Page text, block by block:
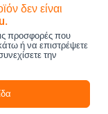
δεν είναι
προσφορές που
ή να επιστρέψετε
την